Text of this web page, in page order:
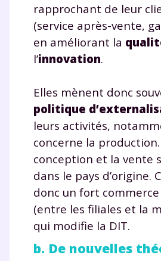
rapprochant de leur
(service après-vente,
en améliorant la
l’innovation.
Elles mènent donc
politique
leurs activités,
concerne la production.
conception et la vente
dans le pays d’origine.
donc un fort
(entre les filiales et la
qui modifie la DIT.
b. De nouvelles